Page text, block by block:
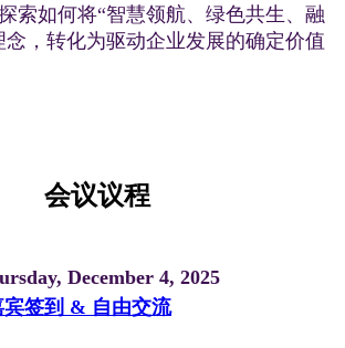
索如何将“智慧领航、绿色共生、融
念，转化为驱动企业发展的确定价值
会议议程
December 4, 2025
宾签到 & 自由交流